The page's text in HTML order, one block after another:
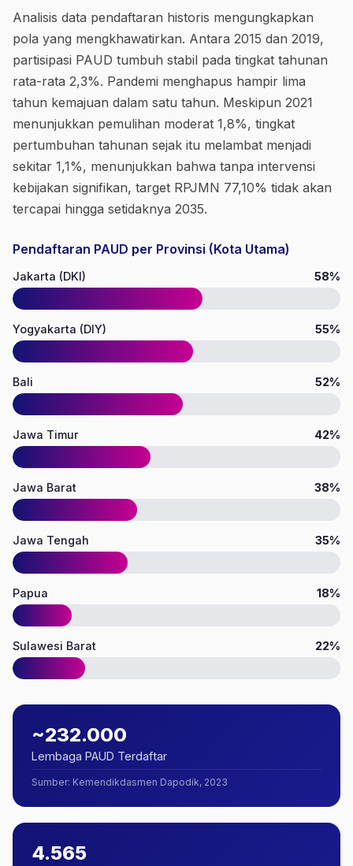
Analisis data pendaftaran historis mengungkapkan
pola yang mengkhawatirkan. Antara 2015 dan 2019,
partisipasi PAUD tumbuh stabil pada tingkat tahunan
rata-rata 2,3%. Pandemi menghapus hampir lima
tahun kemajuan dalam satu tahun. Meskipun 2021
menunjukkan pemulihan moderat 1,8%, tingkat
pertumbuhan tahunan sejak itu melambat menjadi
sekitar 1,1%, menunjukkan bahwa tanpa intervensi
kebijakan signifikan, target RPJMN 77,10% tidak akan
tercapai hingga setidaknya 2035.
Pendaftaran PAUD per Provinsi (Kota Utama)
Jakarta (DKI) 58%
Yogyakarta (DIY) 55%
Bali 52%
Jawa Timur 42%
Jawa Barat 38%
Jawa Tengah 35%
Papua 18%
Sulawesi Barat 22%
~232.000
Lembaga PAUD Terdaftar
Sumber: Kemendikdasmen Dapodik, 2023
4.565